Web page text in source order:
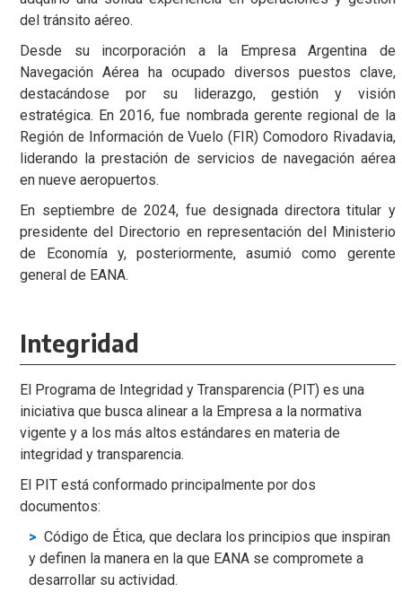
del tránsito aéreo.
Desde su incorporación a la Empresa Argentina de
Navegación Aérea ha ocupado diversos puestos clave,
destacándose por su liderazgo, gestión y visión
estratégica. En 2016, fue nombrada gerente regional de la
Región de Información de Vuelo (FIR) Comodoro Rivadavia,
liderando la prestación de servicios de navegación aérea
en nueve aeropuertos.
En septiembre de 2024, fue designada directora titular y
presidente del Directorio en representación del Ministerio
de Economía y, posteriormente, asumió como gerente
general de EANA.
Integridad
El Programa de Integridad y Transparencia (PIT) es una
iniciativa que busca alinear a la Empresa a la normativa
vigente y a los más altos estándares en materia de
integridad y transparencia.
El PIT está conformado principalmente por dos
documentos:
Código de Ética, que declara los principios que inspiran
y definen la manera en la que EANA se compromete a
desarrollar su actividad.